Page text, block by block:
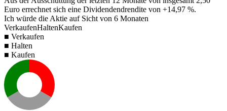
Euro errechnet sich eine Dividendendrendite von +14,97 %.
Ich würde die Aktie auf Sicht von 6 Monaten
VerkaufenHaltenKaufen
■ Verkaufen
■ Halten
■ Kaufen